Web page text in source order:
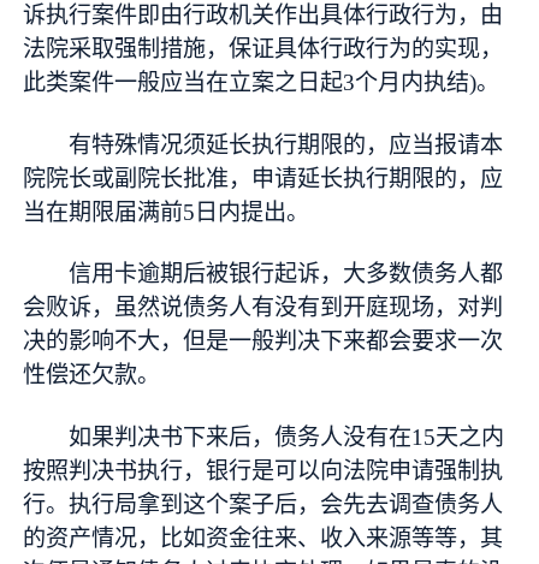
诉执行案件即由行政机关作出具体行政行为，由
法院采取强制措施，保证具体行政行为的实现，
此类案件一般应当在立案之日起3个月内执结)。
有特殊情况须延长执行期限的，应当报请本
院院长或副院长批准，申请延长执行期限的，应
当在期限届满前5日内提出。
信用卡逾期后被银行起诉，大多数债务人都
会败诉，虽然说债务人有没有到开庭现场，对判
决的影响不大，但是一般判决下来都会要求一次
性偿还欠款。
如果判决书下来后，债务人没有在15天之内
按照判决书执行，银行是可以向法院申请强制执
行。执行局拿到这个案子后，会先去调查债务人
的资产情况，比如资金往来、收入来源等等，其